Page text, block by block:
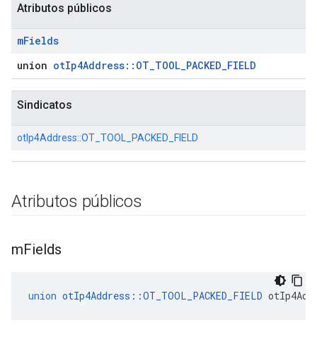
Atributos públicos
mFields
union otIp4Address::OT_TOOL_PACKED_FIELD
Sindicatos
otIp4Address::OT_TOOL_PACKED_FIELD
Atributos públicos
mFields
union otIp4Address ::OT_TOOL_PACKED_FIELD